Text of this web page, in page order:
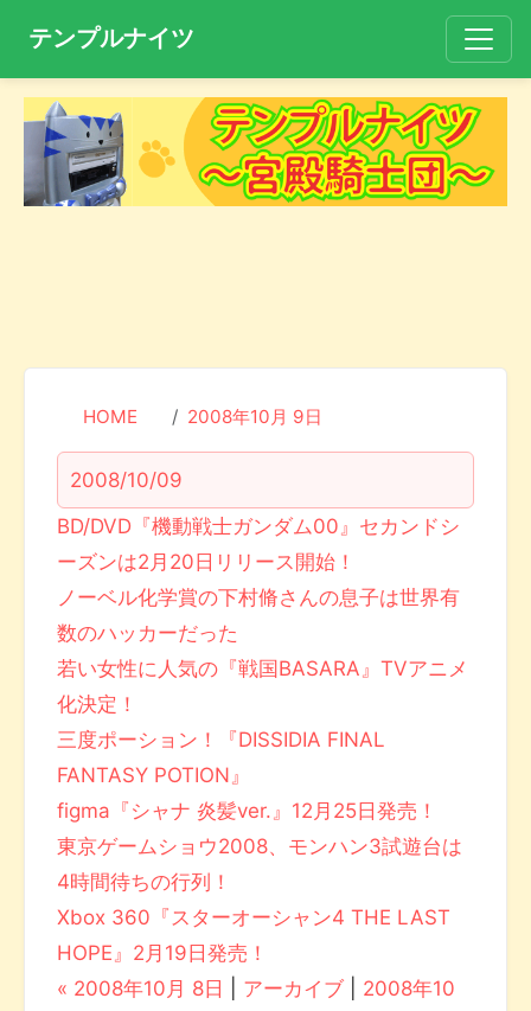
テンプルナイツ
HOME 2008年10月 9日
2008/10/09
BD/DVD『機動戦士ガンダム00』セカンドシ
ーズンは2月20日リリース開始！
ノーベル化学賞の下村脩さんの息子は世界有
数のハッカーだった
若い女性に人気の『戦国BASARA』TVアニメ
化決定！
三度ポーション！『DISSIDIA FINAL
FANTASY POTION』
figma『シャナ 炎髪ver.』12月25日発売！
東京ゲームショウ2008、モンハン3試遊台は
4時間待ちの行列！
Xbox 360『スターオーシャン4 THE LAST
HOPE』2月19日発売！
« 2008年10月 8日
アーカイブ
2008年10